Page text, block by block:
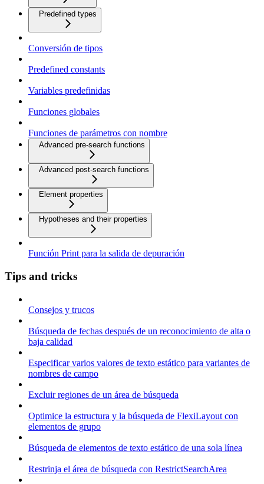
Predefined types
Conversión de tipos
Predefined constants
Variables predefinidas
Funciones globales
Funciones de parámetros con nombre
Advanced pre-search functions
Advanced post-search functions
Element properties
Hypotheses and their properties
Función Print para la salida de depuración
Tips and tricks
Consejos y trucos
Búsqueda de fechas después de un reconocimiento de alta o
baja calidad
Especificar varios valores de texto estático para variantes de
nombres de campo
Excluir regiones de un área de búsqueda
Optimice la estructura y la búsqueda de FlexiLayout con
elementos de grupo
Búsqueda de elementos de texto estático de una sola línea
Restrinja el área de búsqueda con RestrictSearchArea